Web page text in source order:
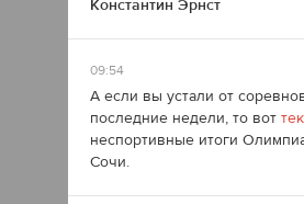
Константин Эрнст
09:54
А если вы устали от
последние недели, то вот
неспортивные итоги
Сочи.